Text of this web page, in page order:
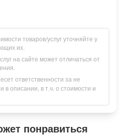
товаров/услуг уточняйте у
их.
на сайте может отличаться от
ответственности за не
описании, в т.ч. о стоимости и
понравиться